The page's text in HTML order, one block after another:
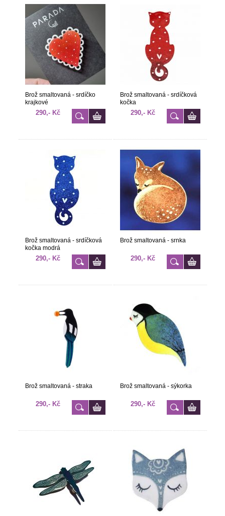
Brož smaltovaná - srdíčko
krajkové
290,- Kč
Brož smaltovaná - srdíčková
kočka
290,- Kč
Brož smaltovaná - srdíčková
kočka modrá
290,- Kč
Brož smaltovaná - srnka
290,- Kč
Brož smaltovaná - straka
290,- Kč
Brož smaltovaná - sýkorka
290,- Kč